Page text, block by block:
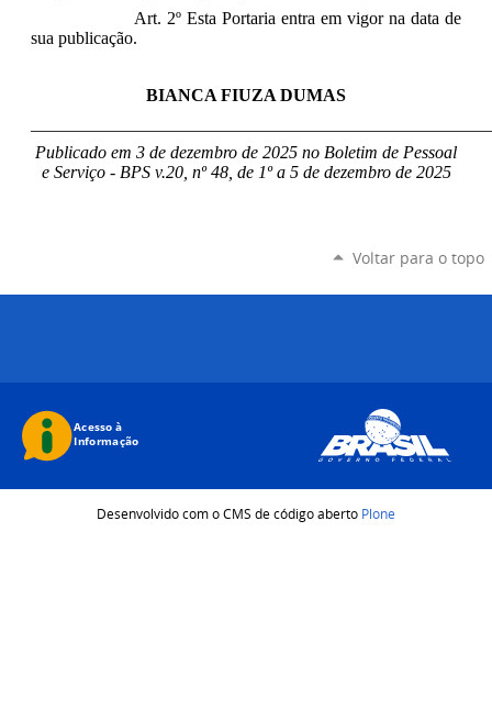
Art. 2º Esta Portaria entra em vigor na data de
sua publicação.
BIANCA FIUZA DUMAS
Publicado em 3 de dezembro de 2025 no Boletim de Pessoal
e Serviço - BPS v.20, nº 48, de 1º a 5 de dezembro de 2025
Voltar para o topo
Desenvolvido com o CMS de código aberto Plone